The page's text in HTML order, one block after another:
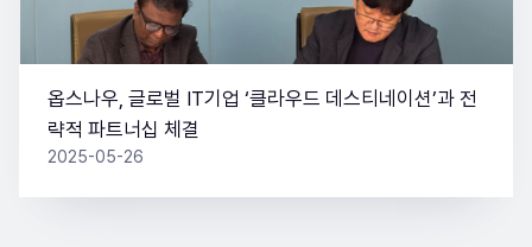
옵스나우, 글로벌 IT기업 ‘클라우드 데스티네이션’과 전
략적 파트너십 체결
2025-05-26